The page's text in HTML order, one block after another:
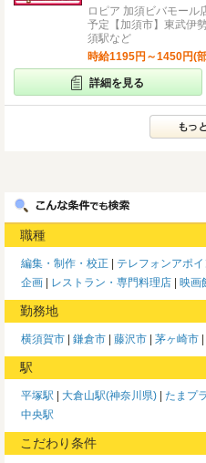
ロピア 加須ビバモー
予定【加須市】東武伊
須駅など
時給1195円～1450円(
詳細を見る
職種
編集・制作・校正 テレフォンアポ
企画
レストラン・専門料理店 映画
勤務地
横須賀市 鎌倉市 藤沢市 茅ヶ崎市
駅
平塚駅 大倉山駅(神奈川県) たまプ
中央駅
こだわり条件